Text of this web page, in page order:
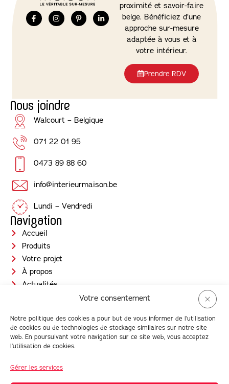
Votre consentement
Notre politique des cookies a pour but de vous informer de l’utilisation
de cookies ou de technologies de stockage similaires sur notre site
web. En poursuivant votre navigation sur ce site web, vous acceptez
l’utilisation de cookies.
Gérer les services
proximité et savoir-faire
belge. Bénéficiez d’une
approche sur-mesure
adaptée à vous et à
votre intérieur.
Prendre RDV
Nous joindre
Walcourt – Belgique
071 22 01 95
0473 89 88 60
info@interieurmaison.be
Lundi – Vendredi
Navigation
Accueil
Produits
Votre projet
À propos
Actualités
Prendre RDV
Newsletter